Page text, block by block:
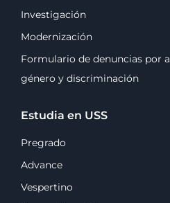
Investigación
Modernización
Formulario de denuncias por
género y discriminación
Estudia en USS
Pregrado
Advance
Vespertino